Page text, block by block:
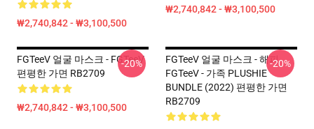
₩2,740,842 - ₩3,100,500
₩2,740,842 - ₩3,100,500
FGTeeV 얼굴 마스크 - FGTeeV
편평한 가면 RB2709
₩2,740,842 - ₩3,100,500
-20%
FGTeeV 얼굴 마스크 - 해피
FGTeeV - 가족 PLUSHIE
BUNDLE (2022) 편평한 가면
RB2709
-20%